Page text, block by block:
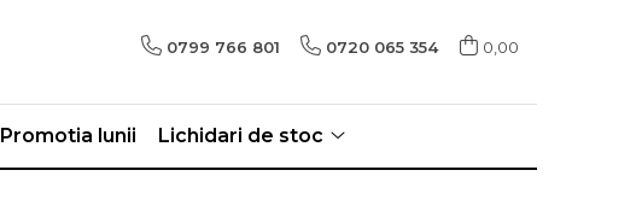
0799 766 801 0720 065 354 0,00
Promotia lunii Lichidari de stoc